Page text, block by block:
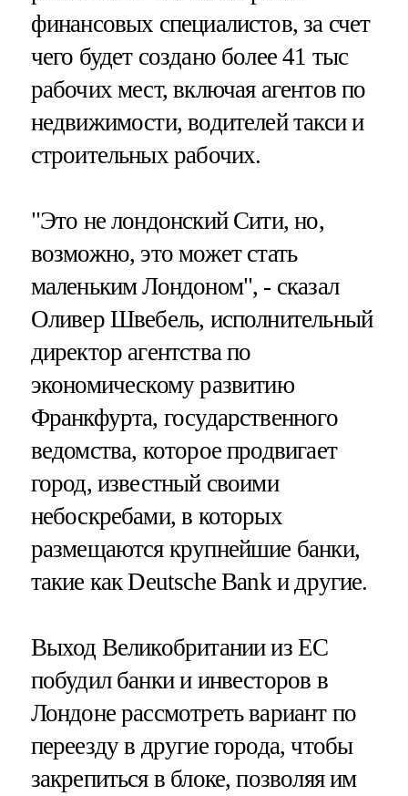
финансовых специалистов, за счет
чего будет создано более 41 тыс
рабочих мест, включая агентов по
недвижимости, водителей такси и
строительных рабочих.
"Это не лондонский Сити, но,
возможно, это может стать
маленьким Лондоном", - сказал
Оливер Швебель, исполнительный
директор агентства по
экономическому развитию
Франкфурта, государственного
ведомства, которое продвигает
город, известный своими
небоскребами, в которых
размещаются крупнейшие банки,
такие как Deutsche Bank и другие.
Выход Великобритании из ЕС
побудил банки и инвесторов в
Лондоне рассмотреть вариант по
переезду в другие города, чтобы
закрепиться в блоке, позволяя им